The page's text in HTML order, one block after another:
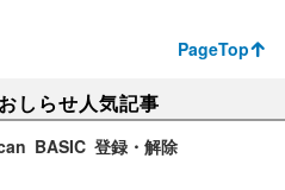
PageTop
しらせ人気記事
BASIC 登録・解除